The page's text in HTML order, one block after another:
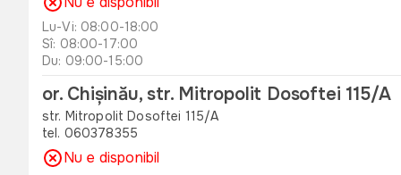
Lu-Vi: 08:00-18:00
Sî: 08:00-17:00
Du: 09:00-15:00
or. Chișinău, str. Mitropolit Dosoftei 115/A
str. Mitropolit Dosoftei 115/A
tel. 060378355
Nu e disponibil